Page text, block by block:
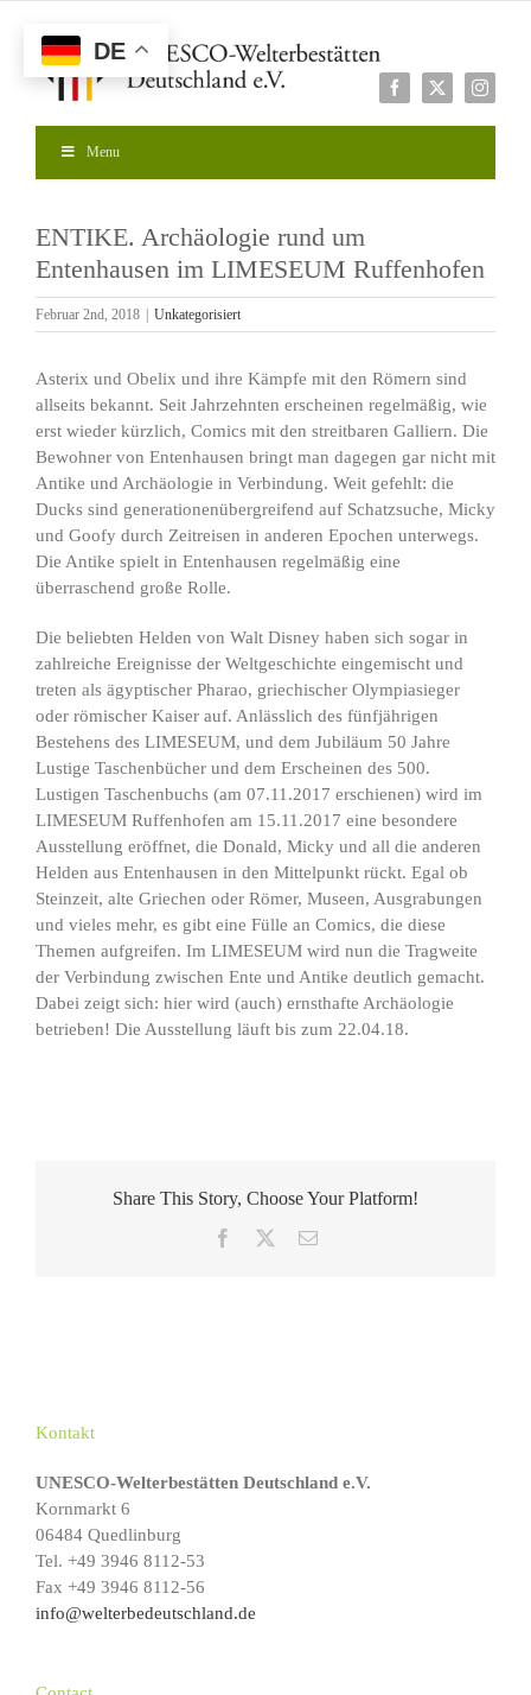
springen
Facebook
X
Menu
ENTIKE. Archäologie rund um
Entenhausen im LIMESEUM Ruffenhofen
Februar 2nd, 2018 Unkategorisiert
Asterix und Obelix und ihre Kämpfe mit den Römern sind
allseits bekannt. Seit Jahrzehnten erscheinen regelmäßig, wie
erst wieder kürzlich, Comics mit den streitbaren Galliern. Die
Bewohner von Entenhausen bringt man dagegen gar nicht mit
Antike und Archäologie in Verbindung. Weit gefehlt: die
Ducks sind generationenübergreifend auf Schatzsuche, Micky
und Goofy durch Zeitreisen in anderen Epochen unterwegs.
Die Antike spielt in Entenhausen regelmäßig eine
überraschend große Rolle.
Die beliebten Helden von Walt Disney haben sich sogar in
zahlreiche Ereignisse der Weltgeschichte eingemischt und
treten als ägyptischer Pharao, griechischer Olympiasieger
oder römischer Kaiser auf. Anlässlich des fünfjährigen
Bestehens des LIMESEUM, und dem Jubiläum 50 Jahre
Lustige Taschenbücher und dem Erscheinen des 500.
Lustigen Taschenbuchs (am 07.11.2017 erschienen) wird im
LIMESEUM Ruffenhofen am 15.11.2017 eine besondere
Ausstellung eröffnet, die Donald, Micky und all die anderen
Helden aus Entenhausen in den Mittelpunkt rückt. Egal ob
Steinzeit, alte Griechen oder Römer, Museen, Ausgrabungen
und vieles mehr, es gibt eine Fülle an Comics, die diese
Themen aufgreifen. Im LIMESEUM wird nun die Tragweite
der Verbindung zwischen Ente und Antike deutlich gemacht.
Dabei zeigt sich: hier wird (auch) ernsthafte Archäologie
betrieben! Die Ausstellung läuft bis zum 22.04.18.
Share This Story, Choose Your Platform!
Facebook
E-
Kontakt
UNESCO-Welterbestätten Deutschland e.V.
Kornmarkt 6
06484 Quedlinburg
Tel. +49 3946 8112-53
Fax +49 3946 8112-56
info@welterbedeutschland.de
DE